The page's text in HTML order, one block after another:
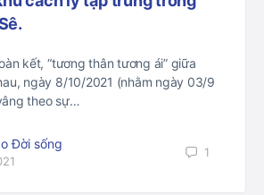
kết, “tương thân tương ái” giữa
ngày 8/10/2021 (nhằm ngày 03/9
theo sự…
Đời sống
1